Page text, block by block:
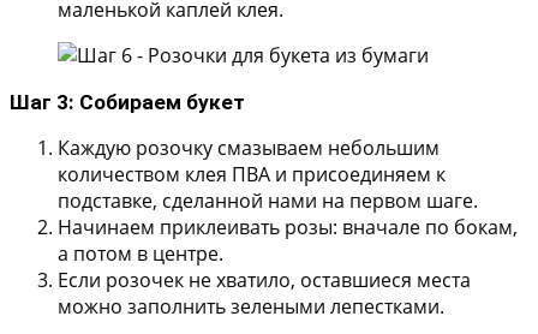
маленькой каплей клея.
Шаг 3: Собираем букет
Каждую розочку смазываем небольшим
количеством клея ПВА и присоединяем к
подставке, сделанной нами на первом шаге.
Начинаем приклеивать розы: вначале по бокам,
а потом в центре.
Если розочек не хватило, оставшиеся места
можно заполнить зелеными лепестками.